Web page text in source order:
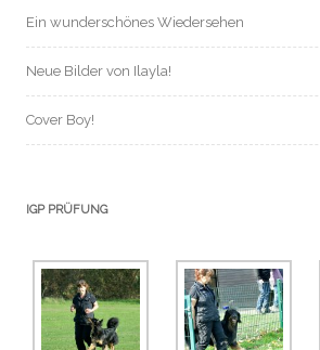
Ein wunderschönes Wiedersehen
Neue Bilder von Ilayla!
Cover Boy!
IGP PRÜFUNG